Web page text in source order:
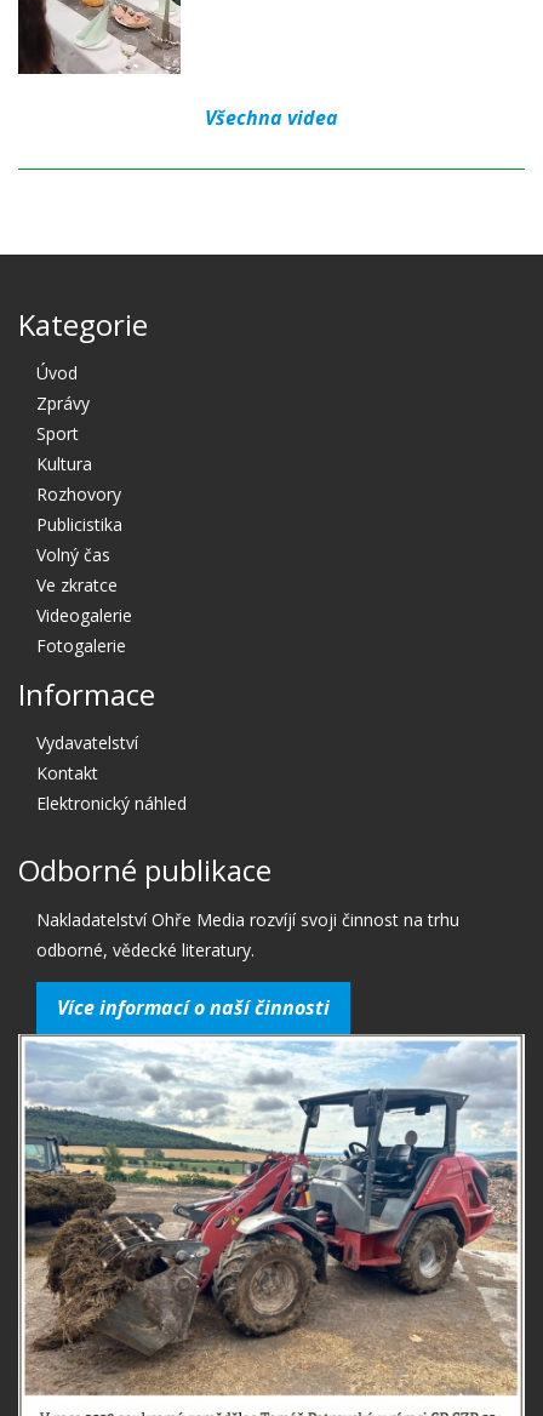
Všechna videa
Kategorie
Úvod
Zprávy
Sport
Kultura
Rozhovory
Publicistika
Volný čas
Ve zkratce
Videogalerie
Fotogalerie
Informace
Vydavatelství
Kontakt
Elektronický náhled
Odborné publikace
Nakladatelství Ohře Media rozvíjí svoji činnost na trhu
odborné, vědecké literatury.
Více informací o naší činnosti